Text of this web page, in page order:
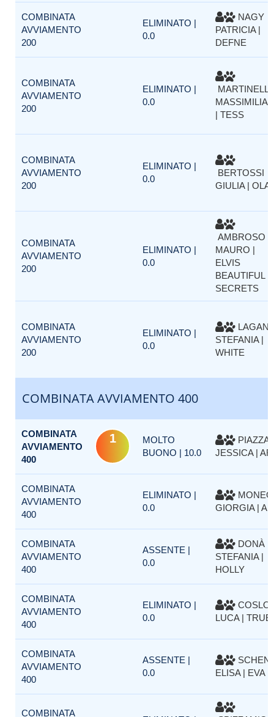
COMBINATA
AVVIAMENTO
200
ELIMINATO |
0.0
NAGY
PATRICIA |
DEFNE
COMBINATA
AVVIAMENTO
200
ELIMINATO |
0.0
| TESS
COMBINATA
AVVIAMENTO
200
ELIMINATO |
0.0
BERTOSSI
GIULIA |
COMBINATA
AVVIAMENTO
200
ELIMINATO |
0.0
AMBROSO
MAURO |
ELVIS
BEAUTIFUL
SECRETS
COMBINATA
AVVIAMENTO
200
ELIMINATO |
0.0
STEFANIA |
WHITE
COMBINATA AVVIAMENTO 400
COMBINATA
AVVIAMENTO
400
1
MOLTO
BUONO | 10.0
PIAZZA
JESSICA |
COMBINATA
AVVIAMENTO
400
ELIMINATO |
0.0
GIORGIA |
COMBINATA
AVVIAMENTO
400
ASSENTE |
0.0
DONÀ
STEFANIA |
HOLLY
COMBINATA
AVVIAMENTO
400
ELIMINATO |
0.0
LUCA | TRUE
COMBINATA
AVVIAMENTO
400
ASSENTE |
0.0
ELISA | EVA
COMBINATA